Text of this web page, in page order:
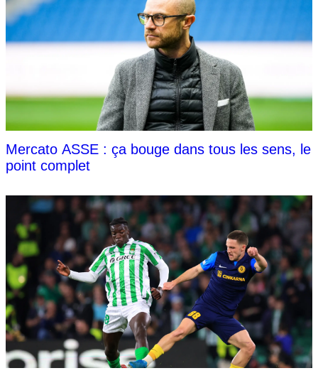
Mercato ASSE : ça bouge dans tous les sens, le
point complet